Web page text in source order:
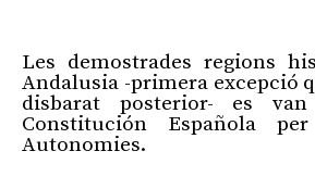
Les demostrades regions
Andalusia -primera excepció
disbarat posterior- es
Constitución Española per
Autonomies.